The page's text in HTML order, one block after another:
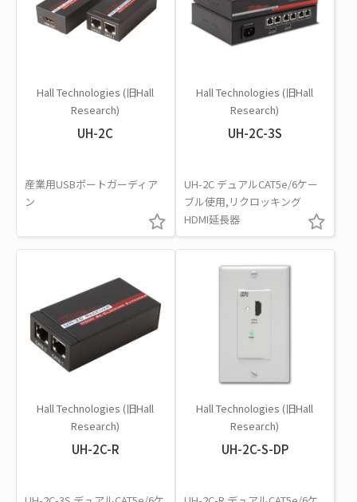
Hall Technologies (旧Hall
Research)
UH-2C
産業用USBポートガーディア
ン
Hall Technologies (旧Hall
Research)
UH-2C-3S
UH-2C デュアルCAT5e/6ケー
ブル使用,リクロッキング
HDMI延長器
Hall Technologies (旧Hall
Research)
UH-2C-R
Hall Technologies (旧Hall
Research)
UH-2C-S-DP